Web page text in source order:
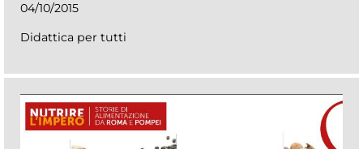
04/10/2015
Didattica per tutti